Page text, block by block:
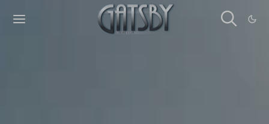
Cookies management panel